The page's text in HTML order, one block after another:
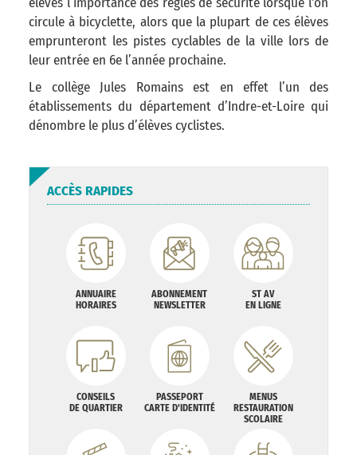
circule à bicyclette, alors que la plupart de ces élèves
emprunteront les pistes cyclables de la ville lors de
leur entrée en 6e l’année prochaine.
Le collège Jules Romains est en effet l’un des
établissements du département d’Indre-et-Loire qui
dénombre le plus d’élèves cyclistes.
ACCÈS RAPIDES
ANNUAIRE
HORAIRES
ABONNEMENT
NEWSLETTER
ST AV
EN LIGNE
CONSEILS
DE QUARTIER
PASSEPORT
CARTE D'IDENTITÉ
MENUS
RESTAURATION
SCOLAIRE